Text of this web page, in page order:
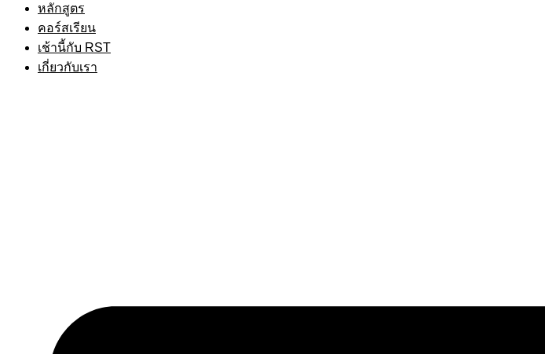
หลักสูตร
คอร์สเรียน
เช้านี้กับ RST
เกี่ยวกับเรา